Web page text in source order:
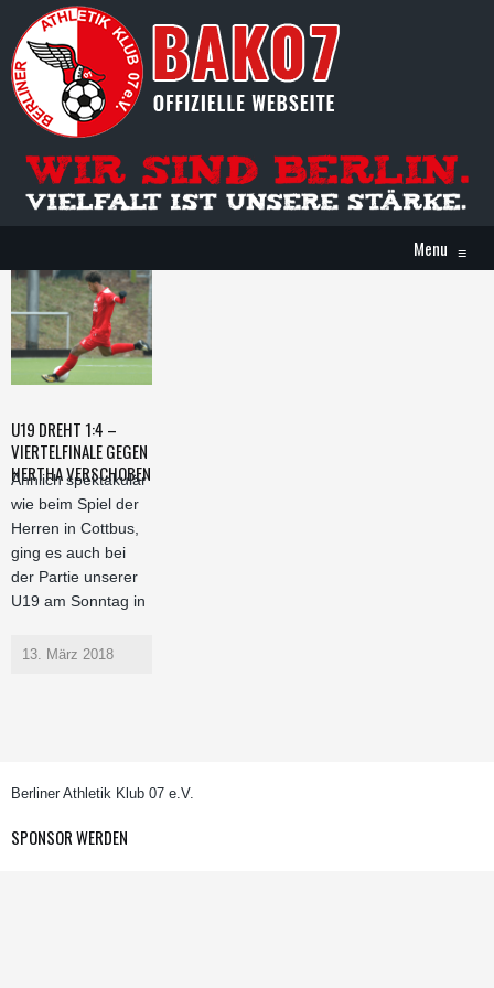
Menu ≡
U19 DREHT 1:4 –
VIERTELFINALE GEGEN
HERTHA VERSCHOBEN
Ähnlich spektakulär
wie beim Spiel der
Herren in Cottbus,
ging es auch bei
der Partie unserer
U19 am Sonntag in
13. März 2018
Berliner Athletik Klub 07 e.V.
SPONSOR WERDEN